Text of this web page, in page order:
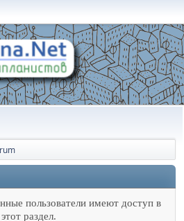
пользователи имеют доступ в
этот раздел.